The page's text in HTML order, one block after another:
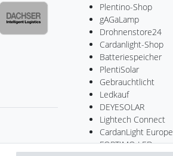
Plentino-Shop
gAGaLamp
Drohnenstore24
Cardanlight-Shop
Batteriespeicher
PlentiSolar
Gebrauchtlicht
Ledkauf
DEYESOLAR
Lightech Connect
CardanLight Europe
FORTIMO LEDs